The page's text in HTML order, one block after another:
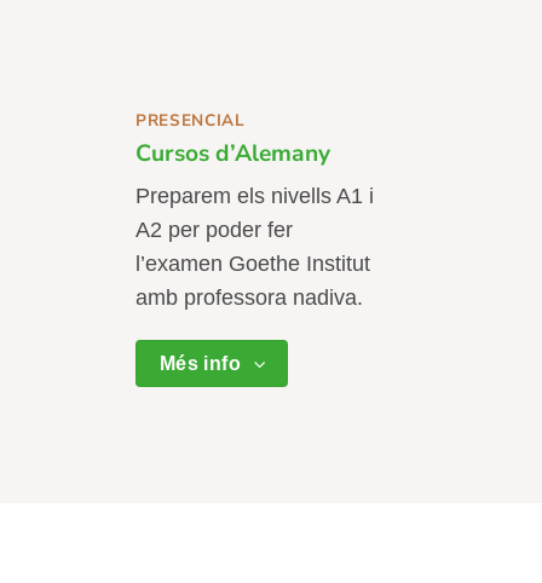
PRESENCIAL
Cursos d’Alemany
Preparem els nivells A1 i
A2 per poder fer
l’examen Goethe Institut
amb professora nadiva.
Més info